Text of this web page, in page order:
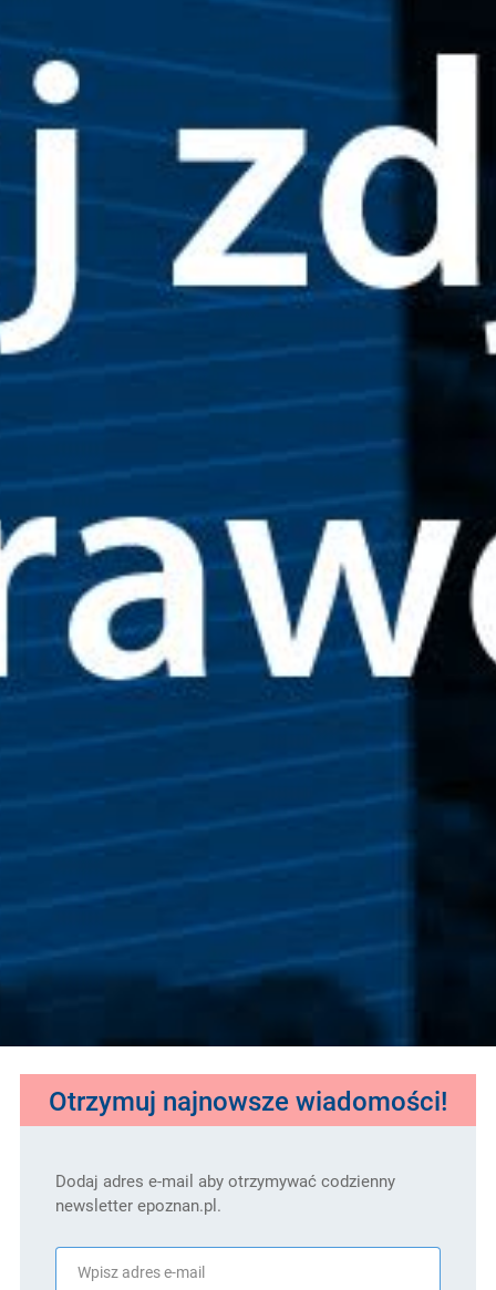
Otrzymuj najnowsze wiadomości!
Dodaj adres e-mail aby otrzymywać codzienny
newsletter epoznan.pl.